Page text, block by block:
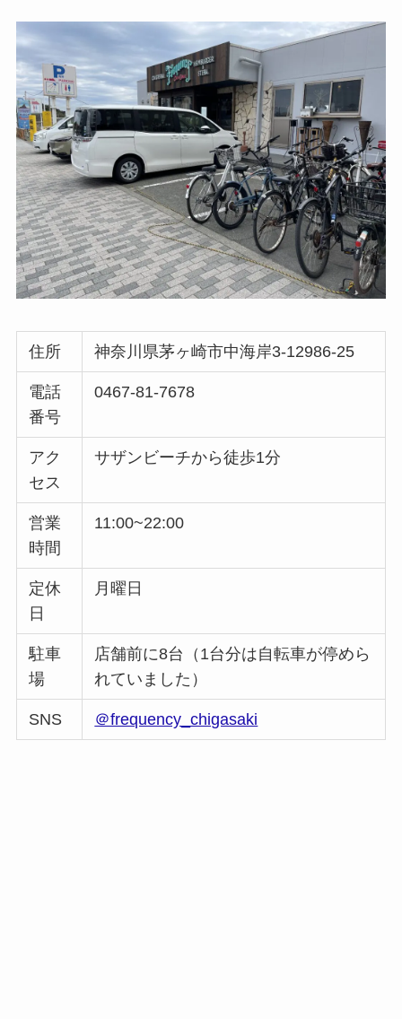
住所 神奈川県茅ヶ崎市中海岸3-12986-25
電話
番号
0467-81-7678
アク
セス
サザンビーチから徒歩1分
営業
時間
11:00~22:00
定休
日
月曜日
駐車
場
店舗前に8台（1台分は自転車が停めら
れていました）
SNS ＠frequency_chigasaki